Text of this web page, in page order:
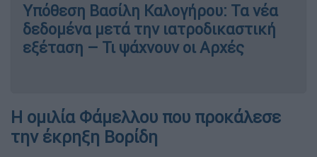
Υπόθεση Βασίλη Καλογήρου: Τα νέα
δεδομένα μετά την ιατροδικαστική
εξέταση – Τι ψάχνουν οι Αρχές
Η ομιλία Φάμελλου που προκάλεσε
την έκρηξη Βορίδη